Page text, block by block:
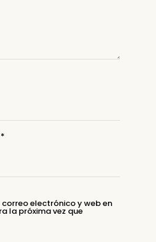
*
electrónico y web en
la próxima vez que